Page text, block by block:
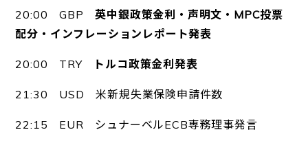
20:00 GBP英中銀政策金利・声明文・MPC投票
配分・インフレーションレポート発表
20:00 TRY トルコ政策金利発表
21:30 USD 米新規失業保険申請件数
22:15 EUR シュナーベルECB専務理事発言